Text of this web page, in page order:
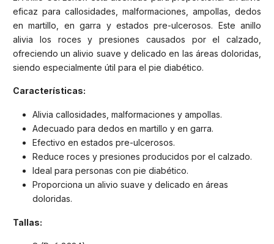
eficaz para callosidades, malformaciones, ampollas, dedos
en martillo, en garra y estados pre-ulcerosos. Este anillo
alivia los roces y presiones causados por el calzado,
ofreciendo un alivio suave y delicado en las áreas doloridas,
siendo especialmente útil para el pie diabético.
Características:
Alivia callosidades, malformaciones y ampollas.
Adecuado para dedos en martillo y en garra.
Efectivo en estados pre-ulcerosos.
Reduce roces y presiones producidos por el calzado.
Ideal para personas con pie diabético.
Proporciona un alivio suave y delicado en áreas
doloridas.
Tallas: